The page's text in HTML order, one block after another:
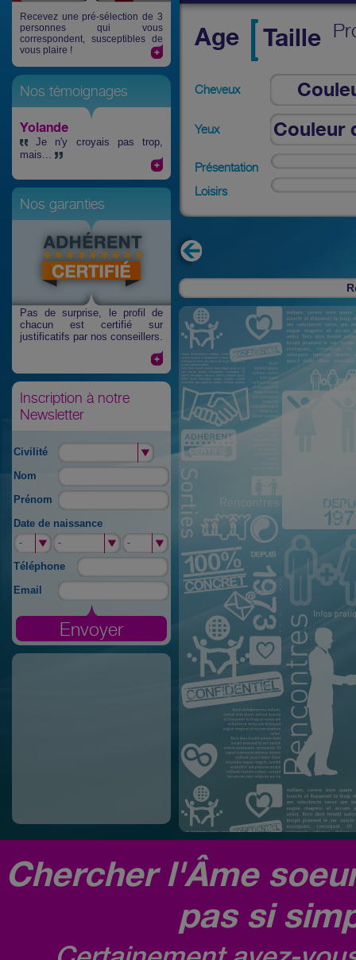
Recevez une pré-sélection de 3
personnes qui vous
correspondent, susceptibles de
vous plaire !
Nos témoignages
Yolande
Je n'y croyais pas trop,
mais...
Nos garanties
Pas de surprise, le profil de
chacun est certifié sur
justificatifs par nos conseillers.
Inscription à notre
Newsletter
Civilité
Nom
Prénom
Date de naissance
-- -- --
Téléphone
Email
Age
Taille
Cheveux
Yeux Couleur
Présentation
Loisirs
Chercher l'Âme
pas si